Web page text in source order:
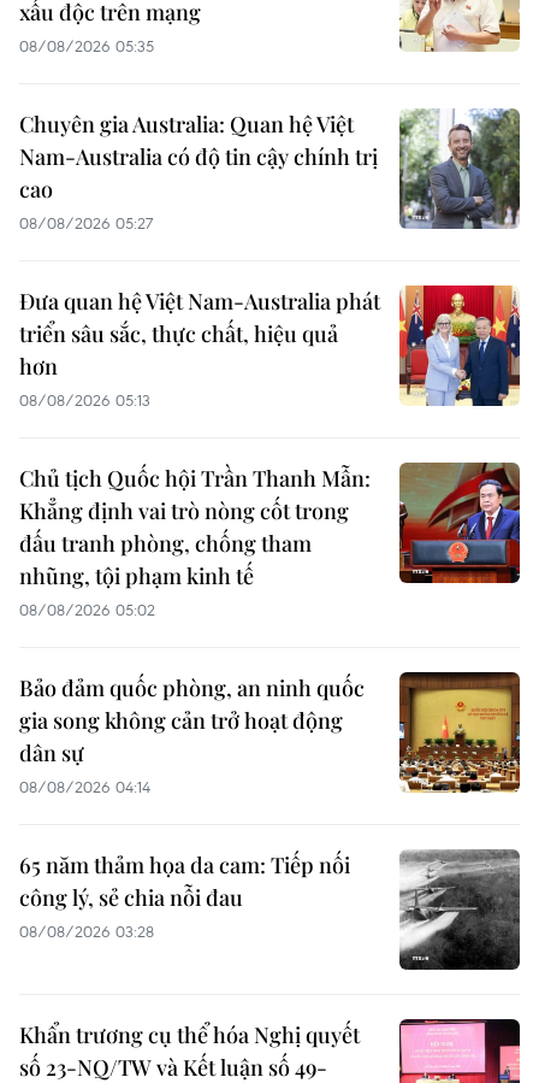
xấu độc trên mạng
08/08/2026 05:35
Chuyên gia Australia: Quan hệ Việt
Nam-Australia có độ tin cậy chính trị
cao
08/08/2026 05:27
Đưa quan hệ Việt Nam-Australia phát
triển sâu sắc, thực chất, hiệu quả
hơn
08/08/2026 05:13
Chủ tịch Quốc hội Trần Thanh Mẫn:
Khẳng định vai trò nòng cốt trong
đấu tranh phòng, chống tham
nhũng, tội phạm kinh tế
08/08/2026 05:02
Bảo đảm quốc phòng, an ninh quốc
gia song không cản trở hoạt động
dân sự
08/08/2026 04:14
65 năm thảm họa da cam: Tiếp nối
công lý, sẻ chia nỗi đau
08/08/2026 03:28
Khẩn trương cụ thể hóa Nghị quyết
số 23-NQ/TW và Kết luận số 49-